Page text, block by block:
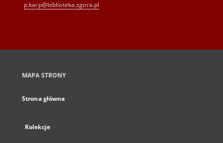
p.karp@biblioteka.zgora.pl
MAPA STRONY
Strona główna
Kolekcje